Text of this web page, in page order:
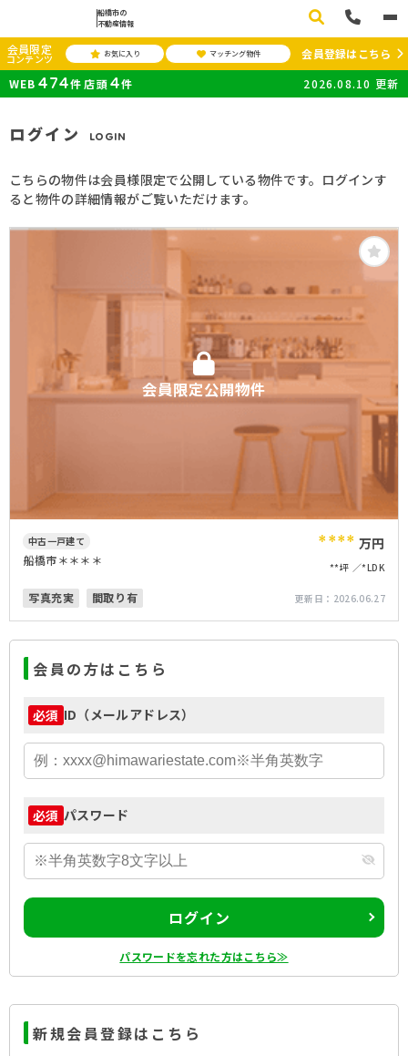
船橋市の
不動産情報
会員限定
コンテンツ お気に入り マッチング物件
会員登録はこちら
WEB 474件 店頭4件 2026.08.10 更新
ログイン LOGIN
こちらの物件は会員様限定で公開している物件です。ログインす
ると物件の詳細情報がご覧いただけます。
会員限定公開物件
中古一戸建て
船橋市＊＊＊＊ **** 万円
**坪 *LDK
写真充実 間取り有 更新日： 2026.06.27
会員の方はこちら
必須 ID（メールアドレス）
必須 パスワード
ログイン
パスワードを忘れた方はこちら≫
新規会員登録はこちら